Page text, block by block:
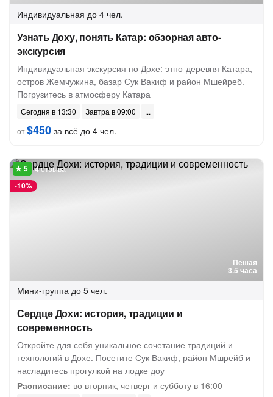
Индивидуальная до 4 чел.
Узнать Доху, понять Катар: обзорная авто-
экскурсия
Индивидуальная экскурсия по Дохе: этно-деревня Катара,
остров Жемчужина, базар Сук Вакиф и район Мшейреб.
Погрузитесь в атмосферу Катара
Сегодня в 13:30
Завтра в 09:00
от$450 за всё до 4 чел.
Пешая
3.5 часа
-10%
4 отзыва
Мини-группа до 5 чел.
Сердце Дохи: история, традиции и
современность
Откройте для себя уникальное сочетание традиций и
технологий в Дохе. Посетите Сук Вакиф, район Мшрейб и
насладитесь прогулкой на лодке доу
Расписание: во вторник, четверг и субботу в 16:00